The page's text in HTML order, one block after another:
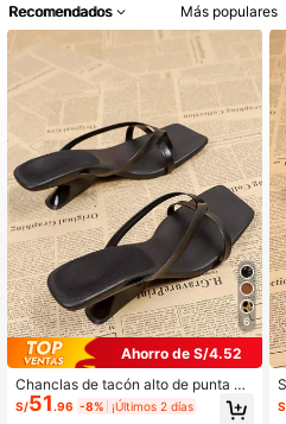
Recomendados Más populares
6
Ahorro de S/4.52
Chanclas de tacón alto de punta cu
adrada para mujer, sandalias casual
es de verano negras
S/51 .96 -8% ¡Últimos 2 días